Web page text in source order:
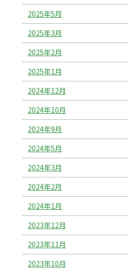
2025年5月
2025年3月
2025年2月
2025年1月
2024年12月
2024年10月
2024年9月
2024年5月
2024年3月
2024年2月
2024年1月
2023年12月
2023年11月
2023年10月